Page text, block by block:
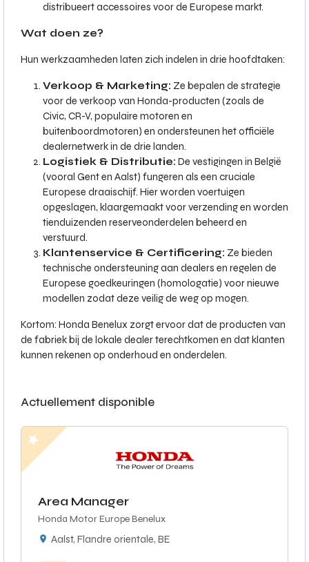
distribueert accessoires voor de Europese markt.
Wat doen ze?
Hun werkzaamheden laten zich indelen in drie hoofdtaken:
Verkoop & Marketing: Ze bepalen de strategie
voor de verkoop van Honda-producten (zoals de
Civic, CR-V, populaire motoren en
buitenboordmotoren) en ondersteunen het officiële
dealernetwerk in de drie landen.
Logistiek & Distributie: De vestigingen in België
(vooral Gent en Aalst) fungeren als een cruciale
Europese draaischijf. Hier worden voertuigen
opgeslagen, klaargemaakt voor verzending en worden
tienduizenden reserveonderdelen beheerd en
verstuurd.
Klantenservice & Certificering: Ze bieden
technische ondersteuning aan dealers en regelen de
Europese goedkeuringen (homologatie) voor nieuwe
modellen zodat deze veilig de weg op mogen.
Kortom: Honda Benelux zorgt ervoor dat de producten van
de fabriek bij de lokale dealer terechtkomen en dat klanten
kunnen rekenen op onderhoud en onderdelen.
Actuellement disponible
Area Manager
Honda Motor Europe Benelux
Aalst, Flandre orientale, BE